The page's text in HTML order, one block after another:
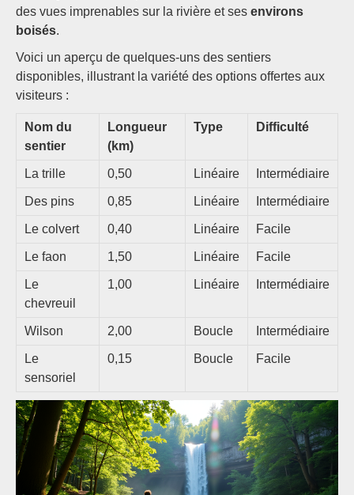
des vues imprenables sur la rivière et ses environs
boisés.
Voici un aperçu de quelques-uns des sentiers
disponibles, illustrant la variété des options offertes aux
visiteurs :
Nom du
sentier
Longueur
(km)
Type Difficulté
La trille 0,50 Linéaire Intermédiaire
Des pins 0,85 Linéaire Intermédiaire
Le colvert 0,40 Linéaire Facile
Le faon 1,50 Linéaire Facile
Le
chevreuil
1,00 Linéaire Intermédiaire
Wilson 2,00 Boucle Intermédiaire
Le
sensoriel
0,15 Boucle Facile